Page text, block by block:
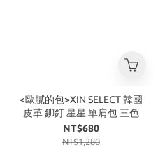
<歐膩的包>XIN SELECT 韓國
皮革 鉚釘 星星 單肩包 三色
NT$680
NT$1,280